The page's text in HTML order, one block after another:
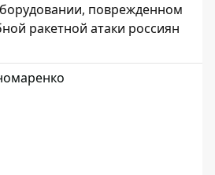
поврежденном
ракетной атаки россиян